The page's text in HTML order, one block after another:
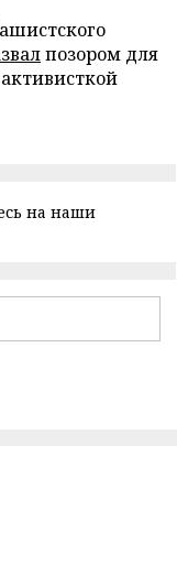
позором для
на наши